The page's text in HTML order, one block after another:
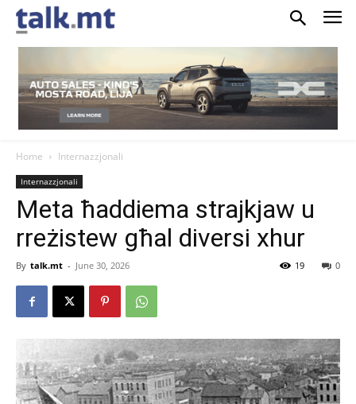
Home Internazzjonali
Internazzjonali
Meta ħaddiema strajkjaw u
rreżistew għal diversi xhur
By talk.mt - June 30, 2026 0
19